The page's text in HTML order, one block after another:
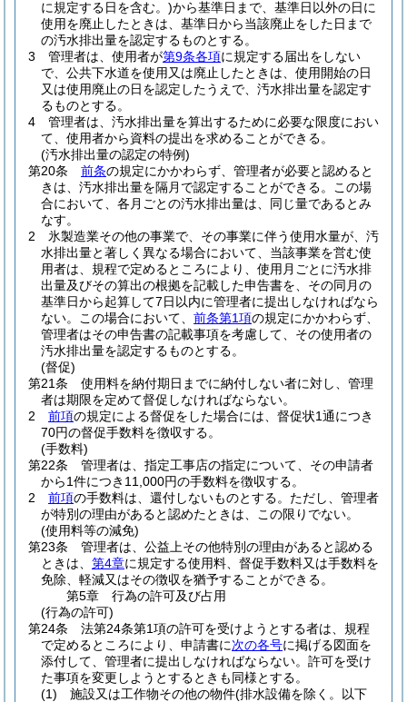
に規定する日を含む。)から基準日まで、基準日以外の日に
使用を廃止したときは、基準日から当該廃止をした日まで
の汚水排出量を認定するものとする。
3
管理者は、使用者が第9条各項に規定する届出をしない
で、公共下水道を使用又は廃止したときは、使用開始の日
又は使用廃止の日を認定したうえで、汚水排出量を認定す
るものとする。
4
管理者は、汚水排出量を算出するために必要な限度におい
て、使用者から資料の提出を求めることができる。
(汚水排出量の認定の特例)
第20条
前条の規定にかかわらず、管理者が必要と認めると
きは、汚水排出量を隔月で認定することができる。
この場
合において、各月ごとの汚水排出量は、同じ量であるとみ
なす。
2
氷製造業その他の事業で、その事業に伴う使用水量が、汚
水排出量と著しく異なる場合において、当該事業を営む使
用者は、規程で定めるところにより、使用月ごとに汚水排
出量及びその算出の根拠を記載した申告書を、その同月の
基準日から起算して7日以内に管理者に提出しなければなら
ない。
この場合において、 前条第1項の規定にかかわらず、
管理者はその申告書の記載事項を考慮して、その使用者の
汚水排出量を認定するものとする。
(督促)
第21条
使用料を納付期日までに納付しない者に対し、管理
者は期限を定めて督促しなければならない。
2
前項の規定による督促をした場合には、督促状1通につき
70円の督促手数料を徴収する。
(手数料)
第22条
管理者は、指定工事店の指定について、その申請者
から1件につき11,000円の手数料を徴収する。
2
前項の手数料は、還付しないものとする。 ただし、管理者
が特別の理由があると認めたときは、この限りでない。
(使用料等の減免)
第23条
管理者は、公益上その他特別の理由があると認める
ときは、 第4章に規定する使用料、督促手数料又は手数料を
免除、軽減又はその徴収を猶予することができる。
第5章
行為の許可及び占用
(行為の許可)
第24条
法第24条第1項の許可を受けようとする者は、規程
で定めるところにより、申請書に次の各号に掲げる図面を
添付して、管理者に提出しなければならない。 許可を受け
た事項を変更しようとするときも同様とする。
(1)
施設又は工作物その他の物件(排水設備を除く。以下